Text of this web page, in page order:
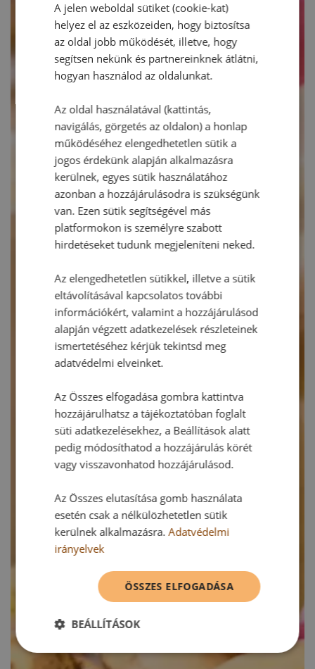
A jelen weboldal sütiket (cookie-kat)
helyez el az eszközeiden, hogy biztosítsa
az oldal jobb működését, illetve, hogy
segítsen nekünk és partnereinknek átlátni,
hogyan használod az oldalunkat.
Az oldal használatával (kattintás,
navigálás, görgetés az oldalon) a honlap
működéséhez elengedhetetlen sütik a
jogos érdekünk alapján alkalmazásra
kerülnek, egyes sütik használatához
azonban a hozzájárulásodra is szükségünk
van. Ezen sütik segítségével más
platformokon is személyre szabott
hirdetéseket tudunk megjeleníteni neked.
Az elengedhetetlen sütikkel, illetve a sütik
eltávolításával kapcsolatos további
információkért, valamint a hozzájárulásod
alapján végzett adatkezelések részleteinek
ismertetéséhez kérjük tekintsd meg
adatvédelmi elveinket.
Az Összes elfogadása gombra kattintva
hozzájárulhatsz a tájékoztatóban foglalt
süti adatkezelésekhez, a Beállítások alatt
pedig módosíthatod a hozzájárulás körét
vagy visszavonhatod hozzájárulásod.
Az Összes elutasítása gomb használata
esetén csak a nélkülözhetetlen sütik
kerülnek alkalmazásra.Adatvédelmi
irányelvek
ÖSSZES ELFOGADÁSA
BEÁLLÍTÁSOK